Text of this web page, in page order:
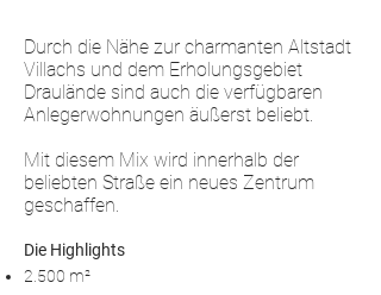
Durch die Nähe zur charmanten Altstadt
Villachs und dem Erholungsgebiet
Draulände sind auch die verfügbaren
Anlegerwohnungen äußerst beliebt.
Mit diesem Mix wird innerhalb der
beliebten Straße ein neues Zentrum
geschaffen.
Die Highlights
2.500 m²